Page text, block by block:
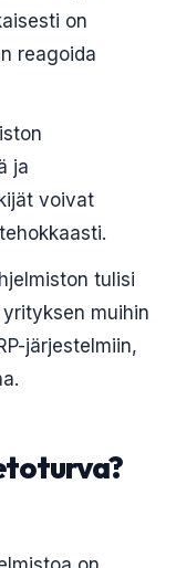
on
reagoida
ja
voivat
tulisi
muihin
järjestelmiin,